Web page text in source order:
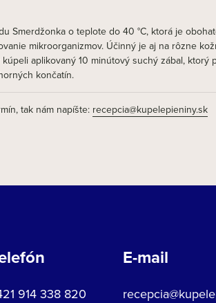
Smerdžonka o teplote do 40 °C, ktorá je
mikroorganizmov. Účinný je aj na rôzne
aplikovaný 10 minútový suchý zábal,
končatín.
tak nám napíšte: recepcia@kupelepieniny.sk│
914 338 820
E-mail